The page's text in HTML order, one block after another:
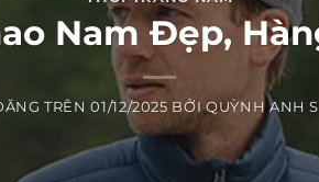
Nam Đẹp,
TRÊN01/12/2025 BỞIQUỲNH ANH